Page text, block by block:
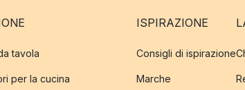
tavola
per la cucina
ISPIRAZIONE
Consigli di ispirazione
Marche